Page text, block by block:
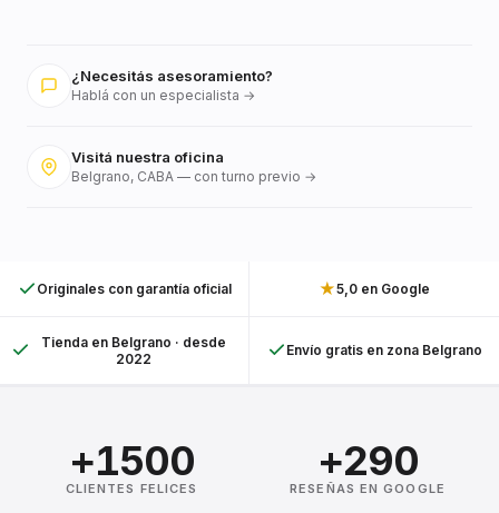
¿Necesitás asesoramiento?
Hablá con un especialista →
Visitá nuestra oficina
Belgrano, CABA — con turno previo →
Originales con garantía oficial ★5,0 en Google
Tienda en Belgrano · desde
2022
Envío gratis en zona Belgrano
+1500
CLIENTES FELICES
+290
RESEÑAS EN GOOGLE